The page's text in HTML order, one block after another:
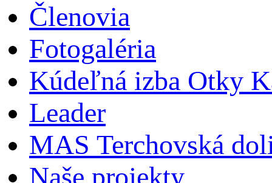
Členovia
Fotogaléria
Kúdeľná izba Otky
Leader
MAS Terchovská
Naše projekty